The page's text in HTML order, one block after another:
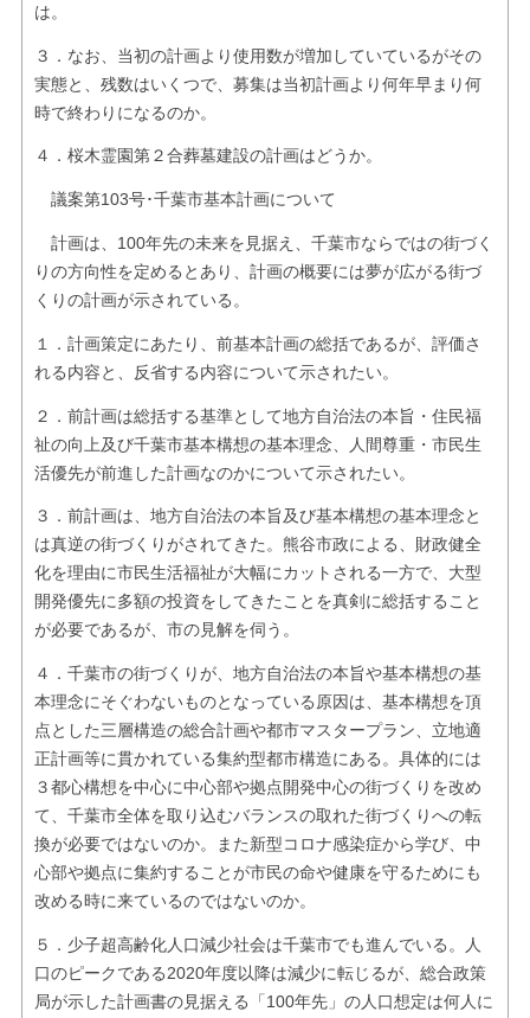
は。
３．なお、当初の計画より使用数が増加していているがその
実態と、残数はいくつで、募集は当初計画より何年早まり何
時で終わりになるのか。
４．桜木霊園第２合葬墓建設の計画はどうか。
議案第103号･千葉市基本計画について
計画は、100年先の未来を見据え、千葉市ならではの街づく
りの方向性を定めるとあり、計画の概要には夢が広がる街づ
くりの計画が示されている。
１．計画策定にあたり、前基本計画の総括であるが、評価さ
れる内容と、反省する内容について示されたい。
２．前計画は総括する基準として地方自治法の本旨・住民福
祉の向上及び千葉市基本構想の基本理念、人間尊重・市民生
活優先が前進した計画なのかについて示されたい。
３．前計画は、地方自治法の本旨及び基本構想の基本理念と
は真逆の街づくりがされてきた。熊谷市政による、財政健全
化を理由に市民生活福祉が大幅にカットされる一方で、大型
開発優先に多額の投資をしてきたことを真剣に総括すること
が必要であるが、市の見解を伺う。
４．千葉市の街づくりが、地方自治法の本旨や基本構想の基
本理念にそぐわないものとなっている原因は、基本構想を頂
点とした三層構造の総合計画や都市マスタープラン、立地適
正計画等に貫かれている集約型都市構造にある。具体的には
３都心構想を中心に中心部や拠点開発中心の街づくりを改め
て、千葉市全体を取り込むバランスの取れた街づくりへの転
換が必要ではないのか。また新型コロナ感染症から学び、中
心部や拠点に集約することが市民の命や健康を守るためにも
改める時に来ているのではないのか。
５．少子超高齢化人口減少社会は千葉市でも進んでいる。人
口のピークである2020年度以降は減少に転じるが、総合政策
局が示した計画書の見据える「100年先」の人口想定は何人に